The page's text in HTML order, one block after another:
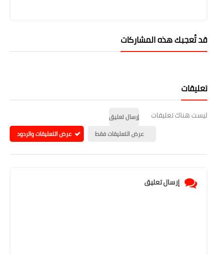
قد تُعجبك هذه المشاركات
تعليقات
ليست هناك تعليقات
إرسال تعليق
عرض التعليقات فقط
عرض التعليقات والردود
إرسال تعليق